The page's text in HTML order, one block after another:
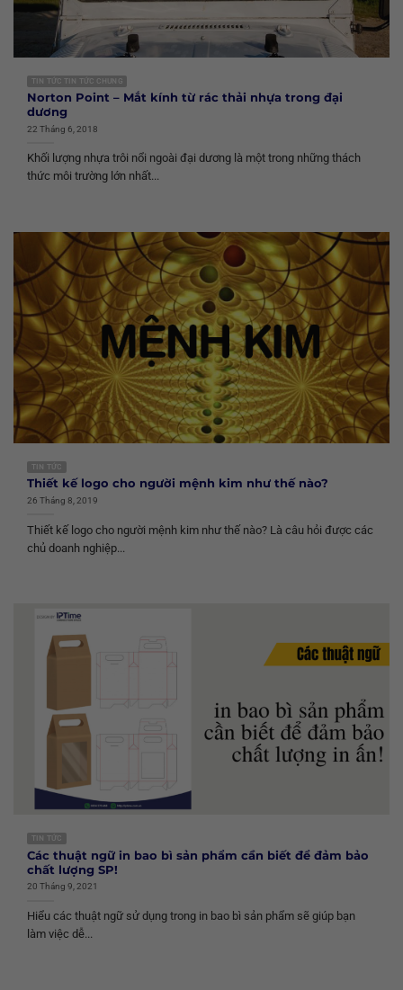
TIN TỨC TIN TỨC CHUNG
Norton Point – Mắt kính từ rác thải nhựa trong đại
dương
22 Tháng 6, 2018
Khối lượng nhựa trôi nổi ngoài đại dương là một trong những thách
thức môi trường lớn nhất...
TIN TỨC
Thiết kế logo cho người mệnh kim như thế nào?
26 Tháng 8, 2019
Thiết kế logo cho người mệnh kim như thế nào? Là câu hỏi được các
chủ doanh nghiệp...
TIN TỨC
Các thuật ngữ in bao bì sản phẩm cần biết để đảm bảo
chất lượng SP!
20 Tháng 9, 2021
Hiểu các thuật ngữ sử dụng trong in bao bì sản phẩm sẽ giúp bạn
làm việc dễ...